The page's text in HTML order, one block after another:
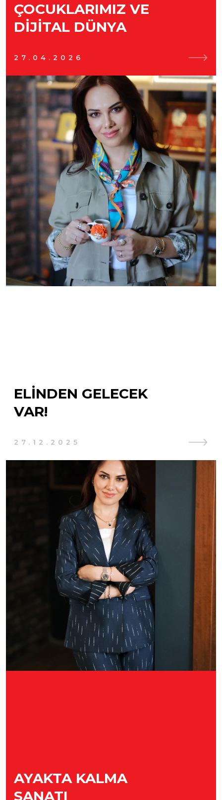
ÇOCUKLARIMIZ VE
DIJITAL DÜNYA
27.04.2026
ELINDEN GELECEK
VAR!
27.12.2025
AYAKTA KALMA
SANATI